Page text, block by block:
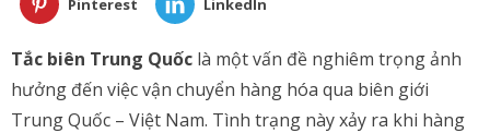
Pinterest LinkedIn
Tắc biên Trung Quốc là một vấn đề nghiêm trọng ảnh
hưởng đến việc vận chuyển hàng hóa qua biên giới
Trung Quốc – Việt Nam. Tình trạng này xảy ra khi hàng